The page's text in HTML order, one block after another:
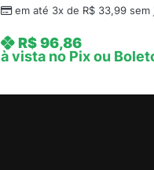
a
A
n
em até 3x de R$33,99sem
R$96,86
à vista no Pix ou